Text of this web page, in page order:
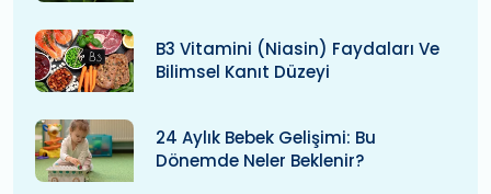
B3 Vitamini (niasin) Faydaları Ve
Bilimsel Kanıt Düzeyi
24 Aylık Bebek Gelişimi: Bu
Dönemde Neler Beklenir?